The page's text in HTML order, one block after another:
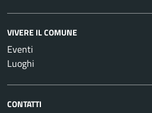
VIVERE IL COMUNE
Eventi
Luoghi
CONTATTI